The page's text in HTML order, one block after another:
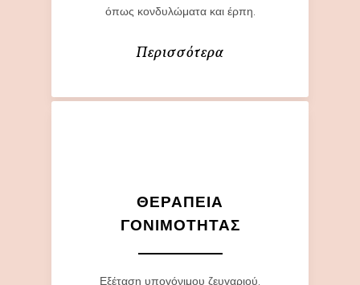
όπως κονδυλώματα και έρπη.
Περισσότερα
ΘΕΡΑΠΕΊΑ
ΓΟΝΙΜΌΤΗΤΑΣ
Εξέταση υπογόνιμου ζευγαριού,